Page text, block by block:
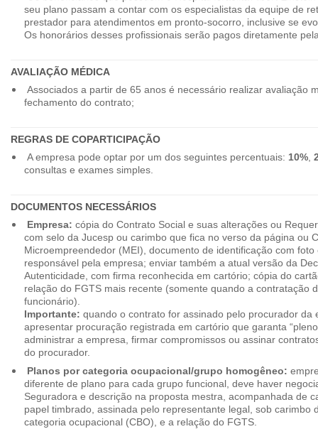
seu plano passam a contar com os especialistas da equipe de
prestador para atendimentos em pronto-socorro, inclusive se
Os honorários desses profissionais serão pagos diretamente
AVALIAÇÃO MÉDICA
Associados a partir de 65 anos é necessário realizar avaliação
fechamento do contrato;
REGRAS DE COPARTICIPAÇÃO
A empresa pode optar por um dos seguintes percentuais: 10%,
consultas e exames simples.
DOCUMENTOS NECESSÁRIOS
Empresa: cópia do Contrato Social e suas alterações ou
com selo da Jucesp ou carimbo que fica no verso da página ou
Microempreendedor (MEI), documento de identificação com foto
responsável pela empresa; enviar também a atual versão da
Autenticidade, com firma reconhecida em cartório; cópia do
relação do FGTS mais recente (somente quando a contratação
funcionário).
Importante: quando o contrato for assinado pelo procurador da
apresentar procuração registrada em cartório que garanta
administrar a empresa, firmar compromissos ou assinar
do procurador.
Planos por categoria ocupacional/grupo homogêneo:
diferente de plano para cada grupo funcional, deve haver
Seguradora e descrição na proposta mestra, acompanhada de
papel timbrado, assinada pelo representante legal, sob carimbo
categoria ocupacional (CBO), e a relação do FGTS.